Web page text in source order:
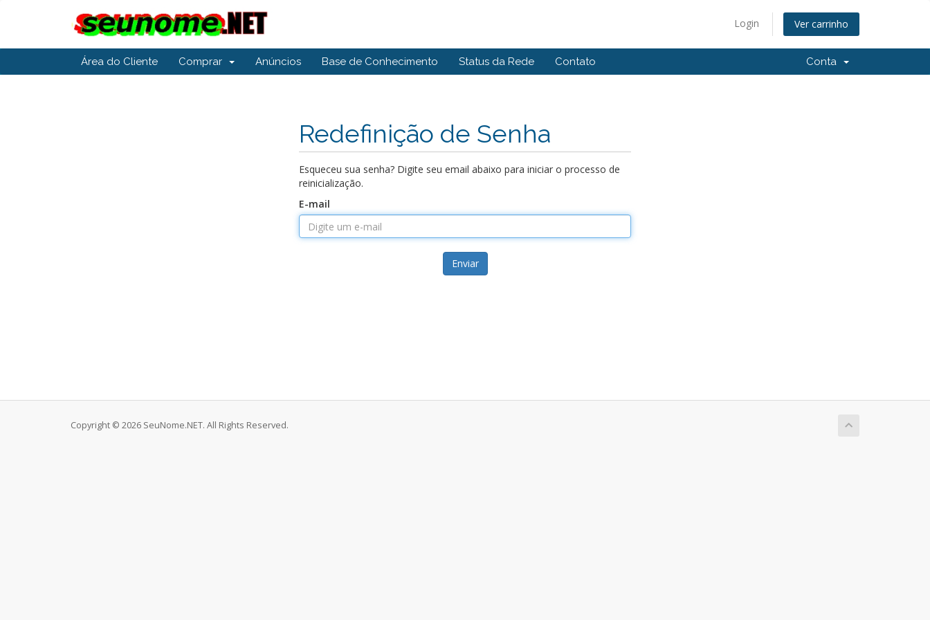
Login Ver carrinho
Área do Cliente Comprar Anúncios Base de Conhecimento Status da Rede Contato Conta
Redefinição de Senha
Esqueceu sua senha? Digite seu email abaixo para iniciar o processo de
reinicialização.
E-mail
Enviar
Copyright © 2026 SeuNome.NET. All Rights Reserved.